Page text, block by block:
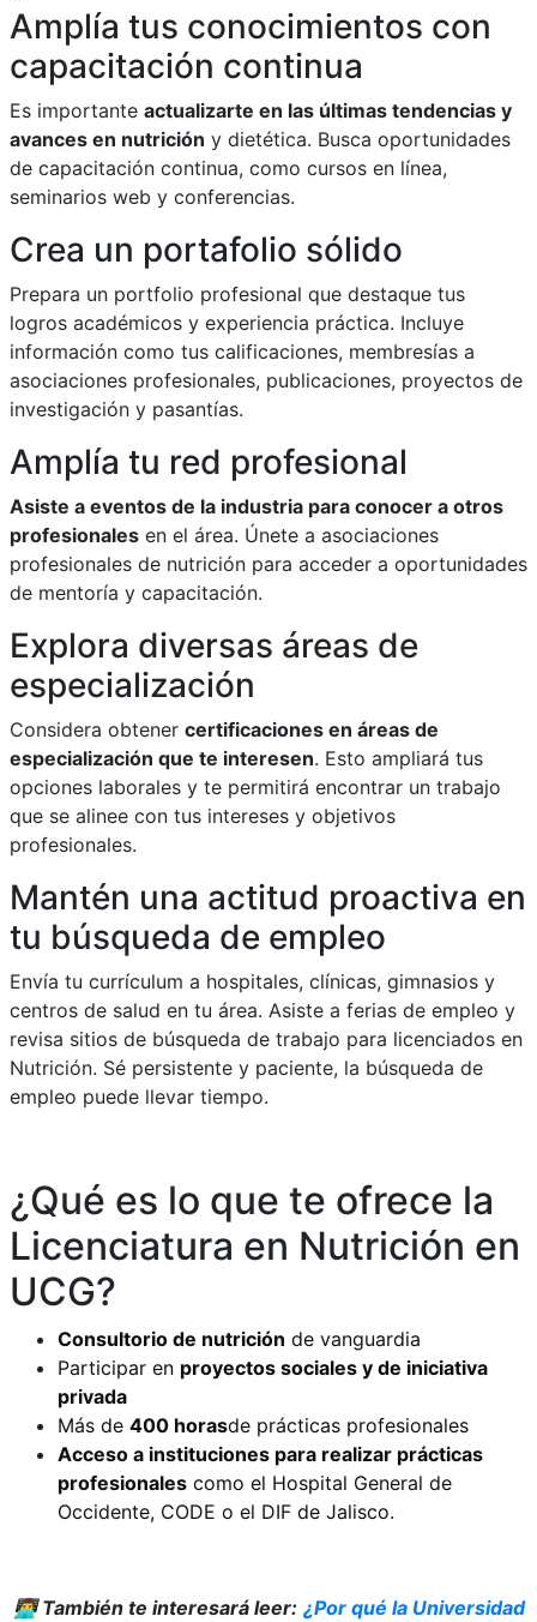
Amplía tus conocimientos con
capacitación continua
Es importante actualizarte en las últimas tendencias y
avances en nutrición y dietética. Busca oportunidades
de capacitación continua, como cursos en línea,
seminarios web y conferencias.
Crea un portafolio sólido
Prepara un portfolio profesional que destaque tus
logros académicos y experiencia práctica. Incluye
información como tus calificaciones, membresías a
asociaciones profesionales, publicaciones, proyectos de
investigación y pasantías.
Amplía tu red profesional
Asiste a eventos de la industria para conocer a otros
profesionales en el área. Únete a asociaciones
profesionales de nutrición para acceder a oportunidades
de mentoría y capacitación.
Explora diversas áreas de
especialización
Considera obtener certificaciones en áreas de
especialización que te interesen. Esto ampliará tus
opciones laborales y te permitirá encontrar un trabajo
que se alinee con tus intereses y objetivos
profesionales.
Mantén una actitud proactiva en
tu búsqueda de empleo
Envía tu currículum a hospitales, clínicas, gimnasios y
centros de salud en tu área. Asiste a ferias de empleo y
revisa sitios de búsqueda de trabajo para licenciados en
Nutrición. Sé persistente y paciente, la búsqueda de
empleo puede llevar tiempo.
¿Qué es lo que te ofrece la
Licenciatura en Nutrición en
UCG?
Consultorio de nutrición de vanguardia
Participar en proyectos sociales y de iniciativa
privada
Más de 400 horasde prácticas profesionales
Acceso a instituciones para realizar prácticas
profesionales como el Hospital General de
Occidente, CODE o el DIF de Jalisco.
👨‍💻 También te interesará leer: ¿Por qué la Universidad